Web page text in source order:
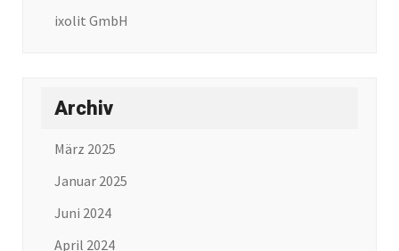
ixolit GmbH
Archiv
März 2025
Januar 2025
Juni 2024
April 2024